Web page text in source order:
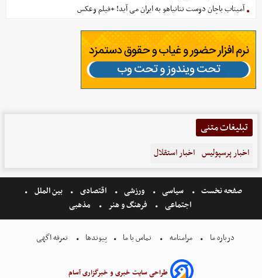
آمیتاب باچان دوست نتانیاهو به ایران می آید! +فیلم وعکس
تبلیغات متنی
اخبار پرسپولیس اخبار استقلال
صفحه نخست سیاسی ورزشی اقتصادی
بین الملل
اجتماعی
فرهنگ و هنر مذهبی
درباره ما مرامنامه تماس با ما پیوندها تعرفه اگهی
طراحی سایت خبری و خبرگزاری آسام